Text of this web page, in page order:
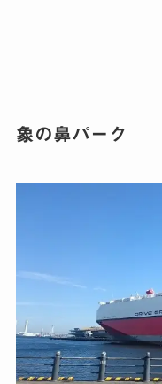
象の鼻パーク